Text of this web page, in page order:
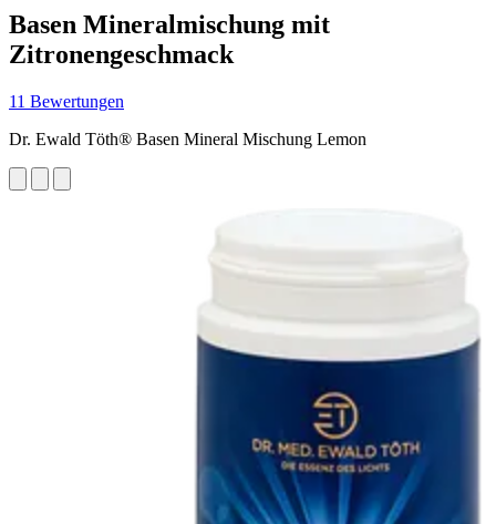
Basen Mineralmischung mit
Zitronengeschmack
11 Bewertungen
Dr. Ewald Töth® Basen Mineral Mischung Lemon